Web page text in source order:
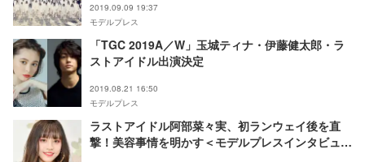
2019.09.09 19:37
モデルプレス
「TGC 2019A／W」玉城ティナ・伊藤健太郎・ラ
ストアイドル出演決定
2019.08.21 16:50
モデルプレス
ラストアイドル阿部菜々実、初ランウェイ後を直
撃！美容事情を明かす＜モデルプレスインタビュー